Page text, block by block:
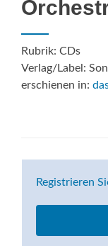
Rubrik: CDs
Verlag/Label:
erschienen in:
Registrieren